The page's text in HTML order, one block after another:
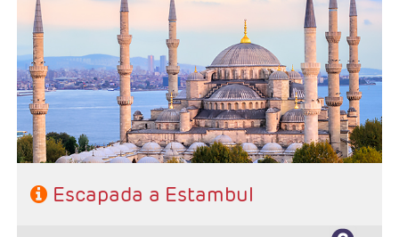
HOTELES
CARIBE
OFERTAS
VUELO + HOTEL
CRUCEROS
- Salidas: Diarias
- Ruta: 3 noches Estambul (ampliables)
- Categoría hotelera: Primera, Primera Superior,
Semilujo y Lujo
- Régimen: Alojamiento y desayuno
Escapada a Estambul